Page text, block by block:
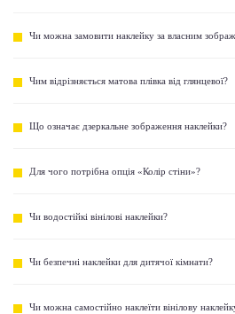
Чи можна замовити наклейку за власним
Чим відрізняється матова плівка від глянцевої?
Що означає дзеркальне зображення наклейки?
Для чого потрібна опція «Колір стіни»?
Чи водостійкі вінілові наклейки?
Чи безпечні наклейки для дитячої кімнати?
Чи можна самостійно наклеїти вінілову